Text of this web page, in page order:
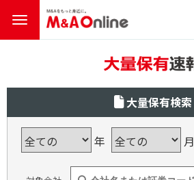
大量保有検索
年 月